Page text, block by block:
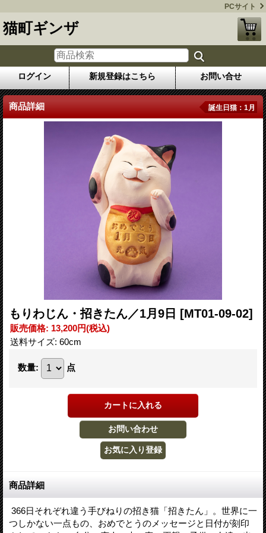
PCサイト
猫町ギンザ
ログイン 新規登録はこちら お問い合せ
商品詳細 誕生日猫：1月
もりわじん・招きたん／1月9日 [MT01-09-02]
販売価格: 13,200円(税込)
送料サイズ: 60cm
数量: 点
商品詳細
366日それぞれ違う手びねりの招き猫「招きたん」。世界に一
つしかない一点もの、おめでとうのメッセージと日付が刻印